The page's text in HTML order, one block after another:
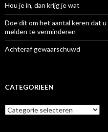
Hou je in, dan krijg je wat
Doe dit om het aantal keren dat
melden te verminderen
Achteraf gewaarschuwd
CATEGORIEËN
Categorieën